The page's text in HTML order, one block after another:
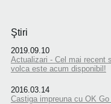
Ştiri
2019.09.10
Actualizari - Cel mai recent
volca este acum disponibil!
2016.03.14
Castiga impreuna cu OK